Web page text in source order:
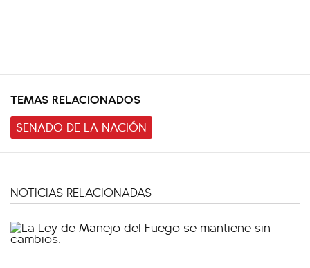
TEMAS RELACIONADOS
SENADO DE LA NACIÓN
NOTICIAS RELACIONADAS